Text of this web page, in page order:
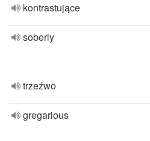
kontrastujące
soberly
trzeźwo
gregarious